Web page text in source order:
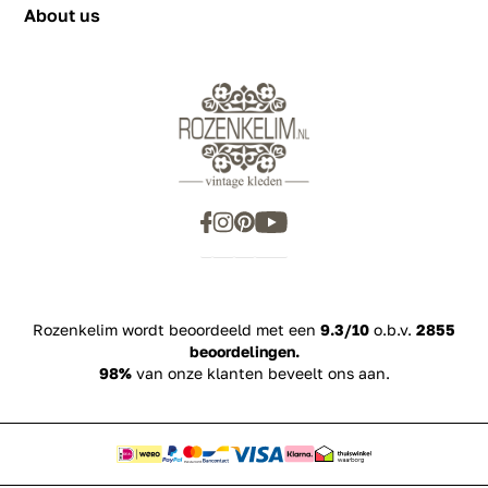
About us
Rozenkelim wordt beoordeeld met een 9.3/10 o.b.v. 2855
beoordelingen.
98%van onze klanten beveelt ons aan.